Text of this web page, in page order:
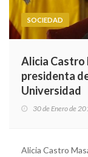
SOCIEDAD
Alicia Castro
presidenta
Universidad
30 de Enero de
Alicia Castro